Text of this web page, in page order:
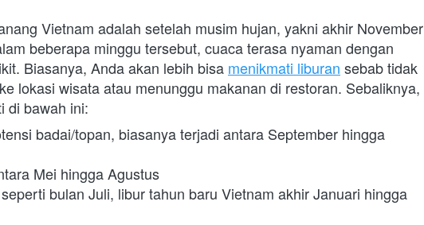
Vietnam adalah setelah musim hujan, yakni akhir November
beberapa minggu tersebut, cuaca terasa nyaman dengan
Biasanya, Anda akan lebih bisa menikmati liburan sebab tidak
lokasi wisata atau menunggu makanan di restoran. Sebaliknya,
di bawah ini:
badai/topan, biasanya terjadi antara September hingga
Mei hingga Agustus
bulan Juli, libur tahun baru Vietnam akhir Januari hingga